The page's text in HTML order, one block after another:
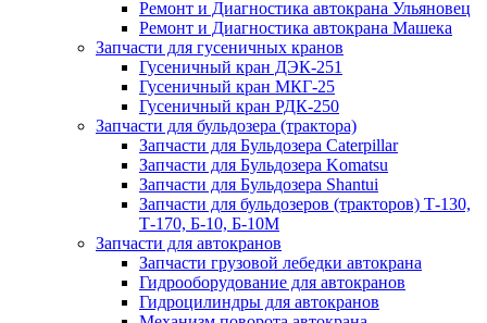
Ремонт и Диагностика автокрана Ульяновец
Ремонт и Диагностика автокрана Машека
Запчасти для гусеничных кранов
Гусеничный кран ДЭК-251
Гусеничный кран МКГ-25
Гусеничный кран РДК-250
Запчасти для бульдозера (трактора)
Запчасти для Бульдозера Caterpillar
Запчасти для Бульдозера Komatsu
Запчасти для Бульдозера Shantui
Запчасти для бульдозеров (тракторов) Т-130,
Т-170, Б-10, Б-10М
Запчасти для автокранов
Запчасти грузовой лебедки автокрана
Гидрооборудование для автокранов
Гидроцилиндры для автокранов